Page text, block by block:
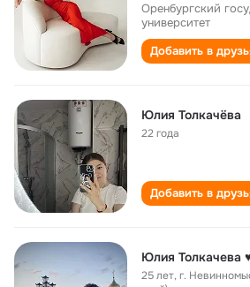
Оренбургский
университет
Добавить в
Юлия Толкачëва
22 года
Добавить в
Юлия Толкачева
25 лет,г.